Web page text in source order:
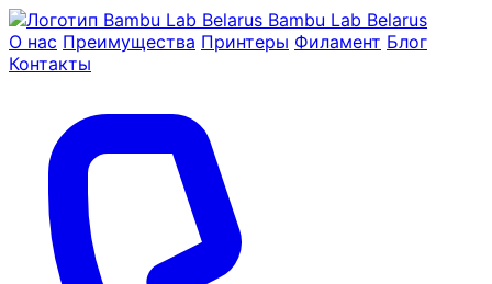
Bambu Lab Belarus
О нас Преимущества Принтеры Филамент Блог
Контакты